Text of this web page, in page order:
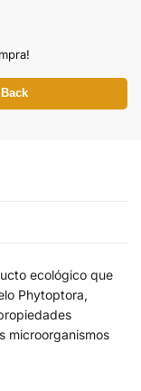
ecológico que
Phytoptora,
microorganismos